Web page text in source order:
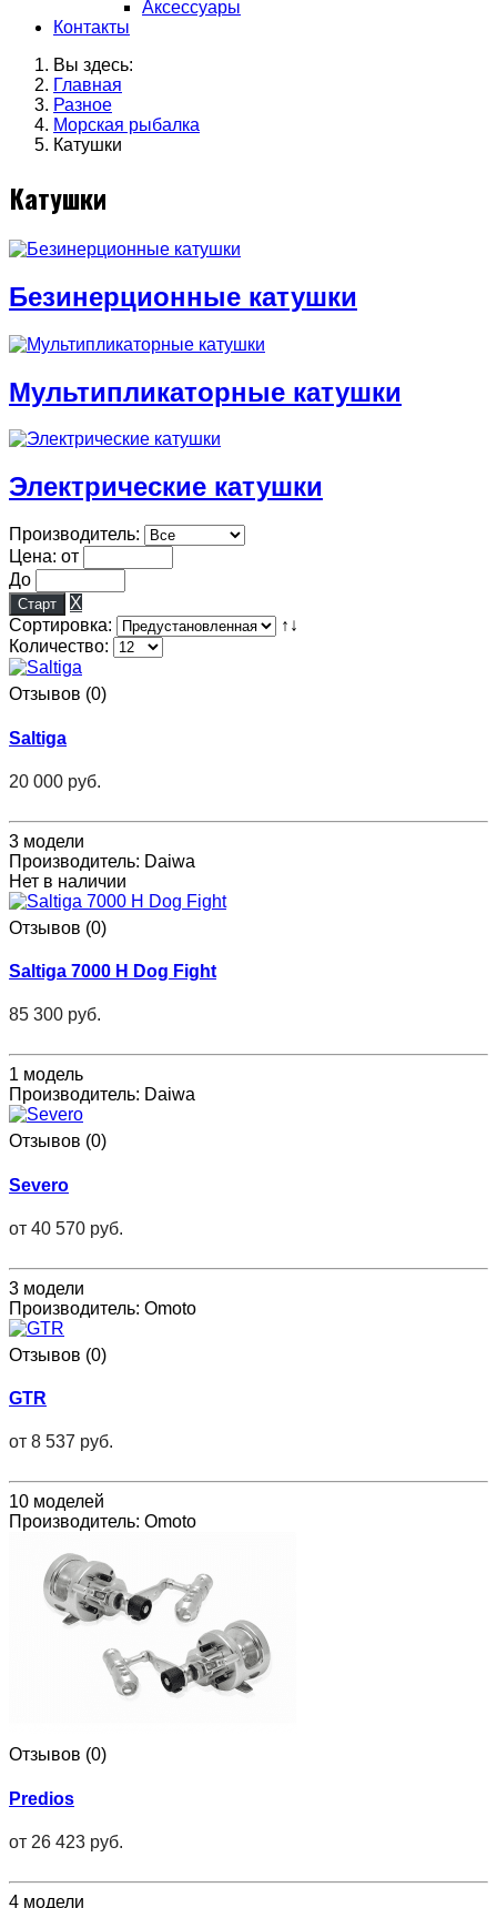
Аксессуары
Контакты
Вы здесь:
Главная
Разное
Морская рыбалка
Катушки
Катушки
Безинерционные катушки
Мультипликаторные катушки
Электрические катушки
Производитель:
Цена: от
До
X
Сортировка:
↑↓
Количество:
Отзывов (0)
Saltiga
20 000 руб.
3 модели
Производитель: Daiwa
Нет в наличии
Отзывов (0)
Saltiga 7000 H Dog Fight
85 300 руб.
1 модель
Производитель: Daiwa
Отзывов (0)
Severo
от 40 570 руб.
3 модели
Производитель: Omoto
Отзывов (0)
GTR
от 8 537 руб.
10 моделей
Производитель: Omoto
Отзывов (0)
Predios
от 26 423 руб.
4 модели